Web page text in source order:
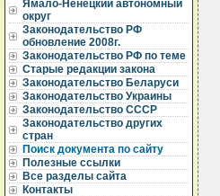
Ямало-Ненецкий автономный
округ
Законодательство РФ
обновление 2008г.
Законодательство РФ по теме
Старые редакции закона
Законодательство Беларуси
Законодательство Украины
Законодательство СССР
Законодательство других
стран
Поиск документа по сайту
Полезные ссылки
Все разделы сайта
Контакты